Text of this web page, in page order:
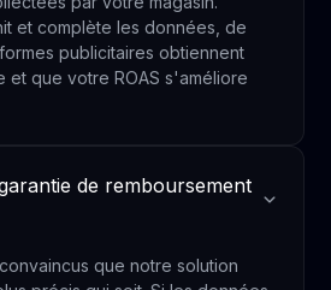
et complète les données, de
publicitaires obtiennent
et que votre ROAS s'améliore
de remboursement
que notre solution